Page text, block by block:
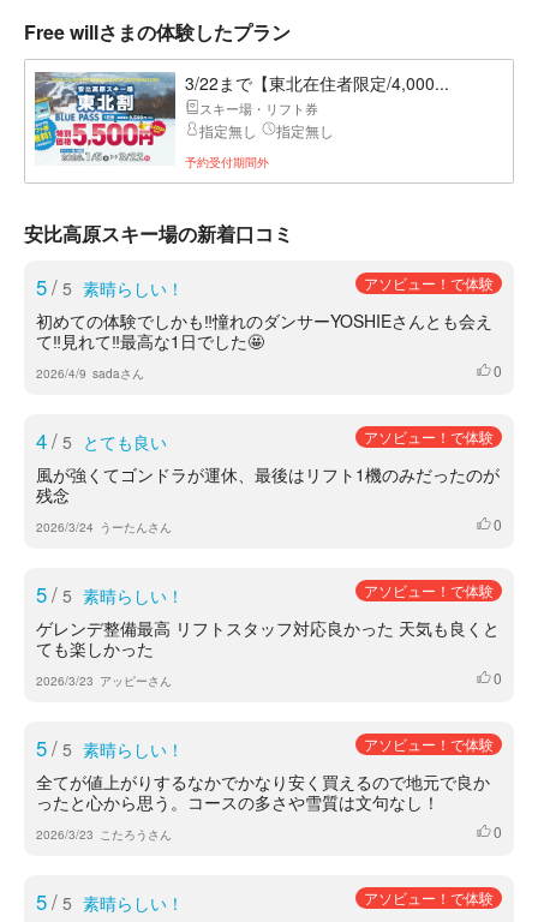
Free willさまの体験したプラン
3/22まで【東北在住者限定/4,000...
スキー場・リフト券
指定無し 指定無し
予約受付期間外
安比高原スキー場の新着口コミ
5/ 5 素晴らしい！ アソビュー！で体験
初めての体験でしかも‼️憧れのダンサーYOSHIEさんとも会え
て‼️見れて‼️最高な1日でした🤩
2026/4/9 sadaさん いいね
0
4/ 5 とても良い アソビュー！で体験
風が強くてゴンドラが運休、最後はリフト1機のみだったのが
残念
2026/3/24 うーたんさん いいね
0
5/ 5 素晴らしい！ アソビュー！で体験
ゲレンデ整備最高 リフトスタッフ対応良かった 天気も良くと
ても楽しかった
2026/3/23 アッピーさん いいね
0
5/ 5 素晴らしい！ アソビュー！で体験
全てが値上がりするなかでかなり安く買えるので地元で良か
ったと心から思う。コースの多さや雪質は文句なし！
2026/3/23 こたろうさん いいね
0
5/ 5 素晴らしい！ アソビュー！で体験